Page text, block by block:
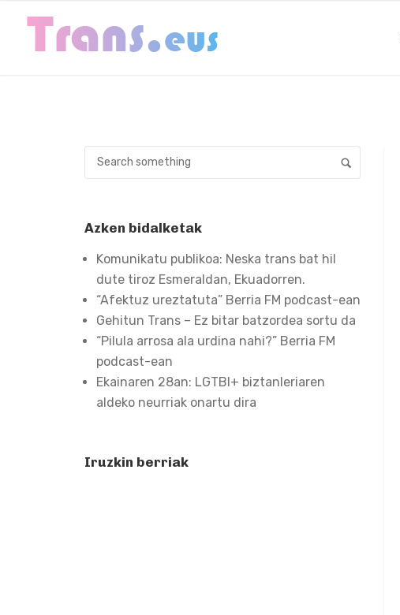
Azken bidalketak
Komunikatu publikoa: Neska trans bat hil
dute tiroz Esmeraldan, Ekuadorren.
“Afektuz ureztatuta” Berria FM podcast-ean
Gehitun Trans – Ez bitar batzordea sortu da
“Pilula arrosa ala urdina nahi?” Berria FM
podcast-ean
Ekainaren 28an: LGTBI+ biztanleriaren
aldeko neurriak onartu dira
Iruzkin berriak